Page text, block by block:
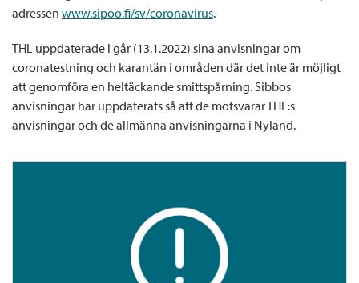
adressenwww.sipoo.fi/sv/coronavirus.
THL uppdaterade i går (13.1.2022) sina anvisningar om
coronatestning och karantän i områden där det inte är möjligt
att genomföra en heltäckande smittspårning. Sibbos
anvisningar har uppdaterats så att de motsvarar THL:s
anvisningar och de allmänna anvisningarna i Nyland.